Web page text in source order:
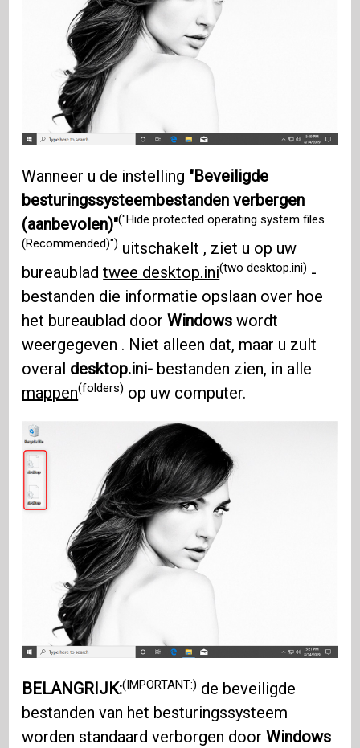
Wanneer u de instelling "Beveiligde
besturingssysteembestanden verbergen
(aanbevolen)"("Hide protected operating system files
(Recommended)") uitschakelt , ziet u op uw
bureaubladtwee desktop.ini(two desktop.ini) -
bestanden die informatie opslaan over hoe
het bureaublad doorWindows wordt
weergegeven . Niet alleen dat, maar u zult
overal desktop.ini- bestanden zien, in alle
mappen(folders) op uw computer.
BELANGRIJK:(IMPORTANT:) de beveiligde
bestanden van het besturingssysteem
worden standaard verborgen doorWindows